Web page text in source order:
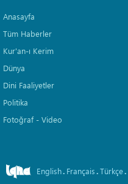
Anasayfa
Tüm Haberler
Kur'an-ı Kerim
Dünya
Dini Faaliyetler
Politika
Fotoğraf - Video
English. Français.Türkçe.